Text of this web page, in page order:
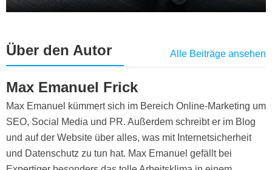
Über den Autor Alle Beiträge ansehen
Max Emanuel Frick
Max Emanuel kümmert sich im Bereich Online-Marketing um
SEO, Social Media und PR. Außerdem schreibt er im Blog
und auf der Website über alles, was mit Internetsicherheit
und Datenschutz zu tun hat. Max Emanuel gefällt bei